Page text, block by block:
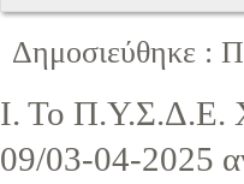
Δημοσιεύθηκε :
Ι. Το Π.Υ.Σ.Δ.Ε.
09/03-04-2025